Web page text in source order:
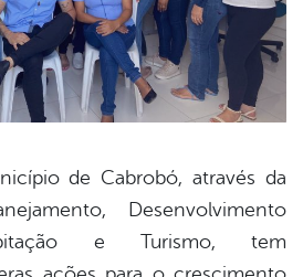
de Cabrobó, através da
Desenvolvimento
e Turismo, tem